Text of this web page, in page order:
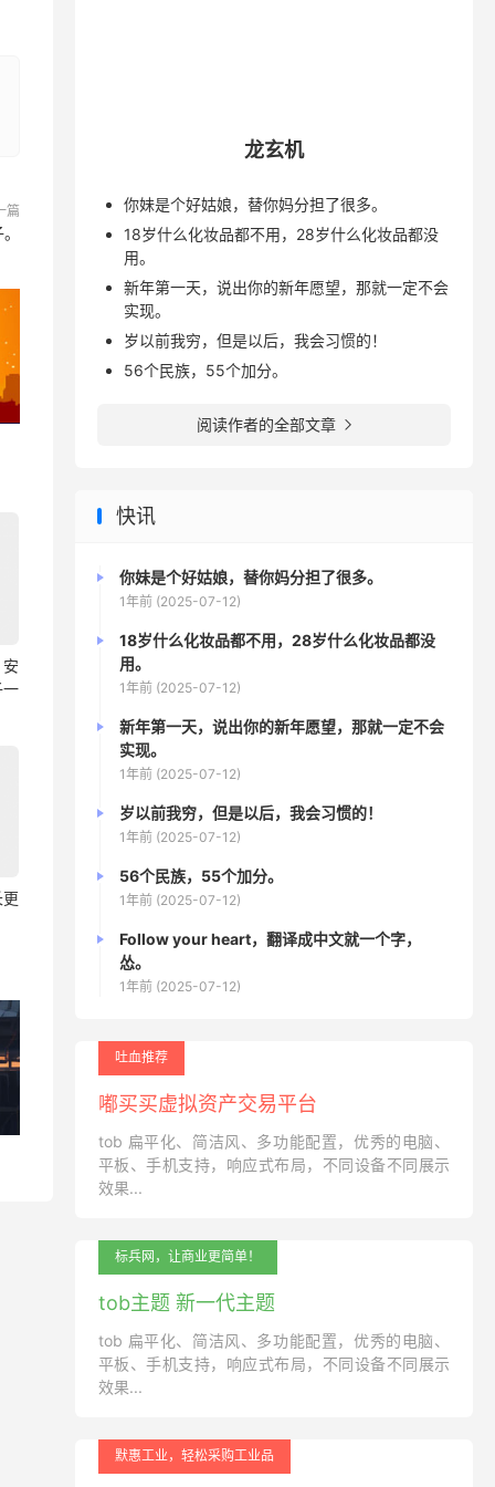
篇
一
龙玄机
你妹是个好姑娘，替你妈分担了很多。
18岁什么化妆品都不用，28岁什么化妆品都没
用。
新年第一天，说出你的新年愿望，那就一定不会
实现。
岁以前我穷，但是以后，我会习惯的！
56个民族，55个加分。
阅读作者的全部文章 
快讯
你妹是个好姑娘，替你妈分担了很多。
1年前 (2025-07-12)
18岁什么化妆品都不用，28岁什么化妆品都没
用。
1年前 (2025-07-12)
新年第一天，说出你的新年愿望，那就一定不会
实现。
1年前 (2025-07-12)
岁以前我穷，但是以后，我会习惯的！
1年前 (2025-07-12)
56个民族，55个加分。
1年前 (2025-07-12)
Follow your heart，翻译成中文就一个字，
怂。
1年前 (2025-07-12)
吐血推荐
嘟买买虚拟资产交易平台
tob 扁平化、简洁风、多功能配置，优秀的电脑、
平板、手机支持，响应式布局，不同设备不同展示
效果...
标兵网，让商业更简单！
tob主题 新一代主题
tob 扁平化、简洁风、多功能配置，优秀的电脑、
平板、手机支持，响应式布局，不同设备不同展示
效果...
默惠工业，轻松采购工业品